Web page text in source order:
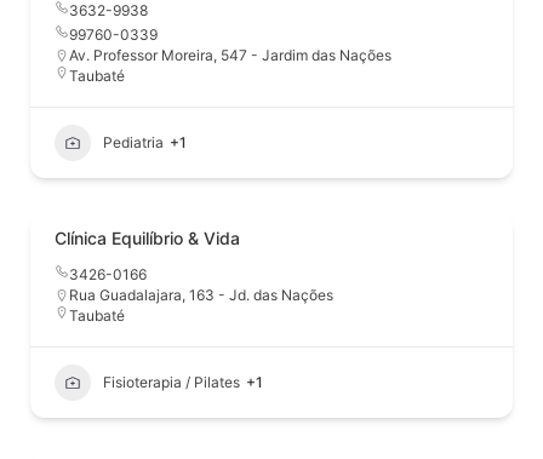
3632-9938
99760-0339
Av. Professor Moreira, 547 - Jardim das Nações
Taubaté
Pediatria +1
Clínica Equilíbrio & Vida
3426-0166
Rua Guadalajara, 163 - Jd. das Nações
Taubaté
Fisioterapia / Pilates +1